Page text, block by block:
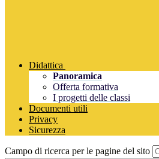
Didattica
Panoramica
Offerta formativa
I progetti delle classi
Documenti utili
Privacy
Sicurezza
Campo di ricerca per le pagine del sito